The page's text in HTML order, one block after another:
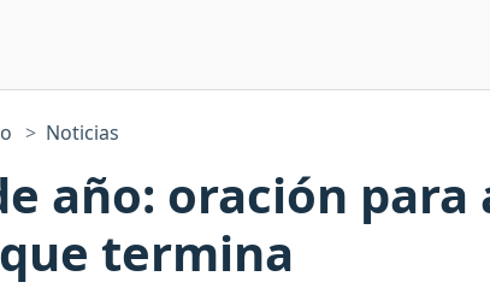
Noticias
año: oración
termina